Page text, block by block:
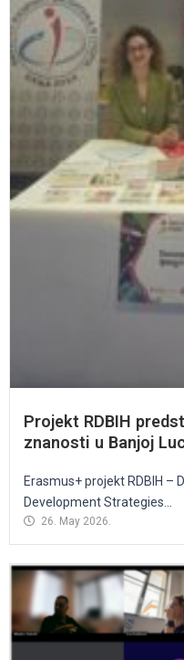
Projekt RDBIH
znanosti u Banjoj
Erasmus+ projekt RDBIH –
Development Strategies...
26. May 2026.